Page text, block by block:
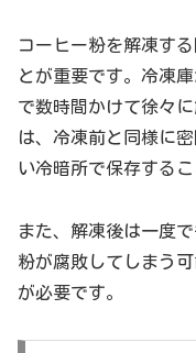
コーヒー粉を解凍す
とが重要です。冷凍
で数時間かけて徐々
は、冷凍前と同様に
い冷暗所で保存する
また、解凍後は一度
粉が腐敗してしまう
が必要です。